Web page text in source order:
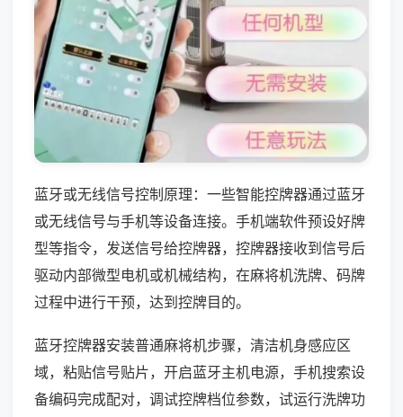
蓝牙或无线信号控制原理：一些智能控牌器通过蓝牙
或无线信号与手机等设备连接。手机端软件预设好牌
型等指令，发送信号给控牌器，控牌器接收到信号后
驱动内部微型电机或机械结构，在麻将机洗牌、码牌
过程中进行干预，达到控牌目的。
蓝牙控牌器安装普通麻将机步骤，清洁机身感应区
域，粘贴信号贴片，开启蓝牙主机电源，手机搜索设
备编码完成配对，调试控牌档位参数，试运行洗牌功